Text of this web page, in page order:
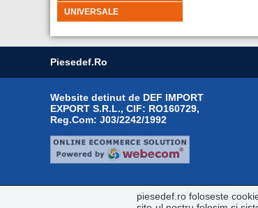
UNIVERSALE
Piesedef.ro
Website detinut de DEF IMPORT
EXPORT S.R.L., CIF: RO160729,
Reg.Com: J03/2242/1992
piesedef.ro foloseste